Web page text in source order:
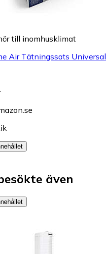
till inomhusklimat
Air Tätningssats Universal
även